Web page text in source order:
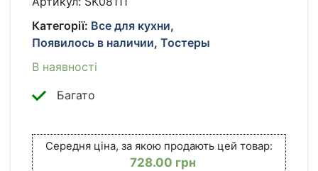
ТЕМПЕРАТУРНЫХ
РЕЖИМОВ
SK-
08111
С
ПОДОГРЕВА
750
ВТ
Категорії: Все для кухни,
Появилось в наличии, Тостеры
В наявності
Багато
Середня ціна, за якою продають цей товар:
728.00 грн